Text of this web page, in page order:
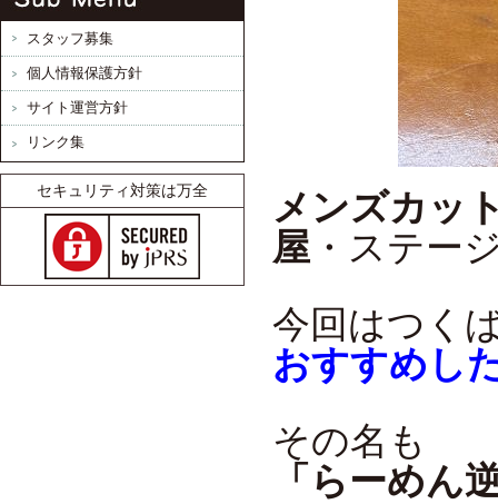
スタッフ募集
個人情報保護方針
サイト運営方針
リンク集
セキュリティ対策は万全
メンズカッ
屋 ・ステー
今回はつく
おすすめし
その名も
「らーめん